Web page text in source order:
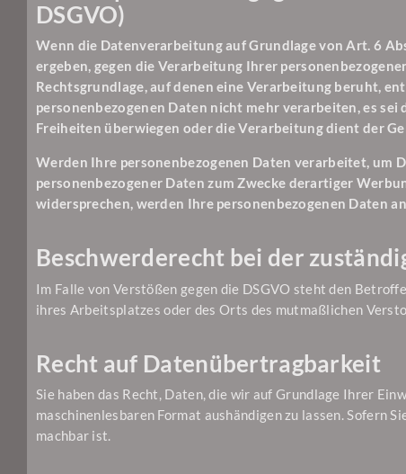
DSGVO)
Wenn die Datenverarbeitung auf Grundlage von Art. 6
ergeben, gegen die Verarbeitung Ihrer
Rechtsgrundlage, auf denen eine Verarbeitung beruht,
personenbezogenen Daten nicht mehr verarbeiten, es
Freiheiten überwiegen oder die Verarbeitung dient der
Werden Ihre personenbezogenen Daten verarbeitet, um
personenbezogener Daten zum Zwecke derartiger
widersprechen, werden Ihre personenbezogenen Daten
Beschwerderecht bei der
Im Falle von Verstößen gegen die DSGVO steht den
ihres Arbeitsplatzes oder des Orts des mutmaßlichen
Recht auf Datenübertragbarkeit
Sie haben das Recht, Daten, die wir auf Grundlage Ihrer
maschinenlesbaren Format aushändigen zu lassen. Sofern
machbar ist.